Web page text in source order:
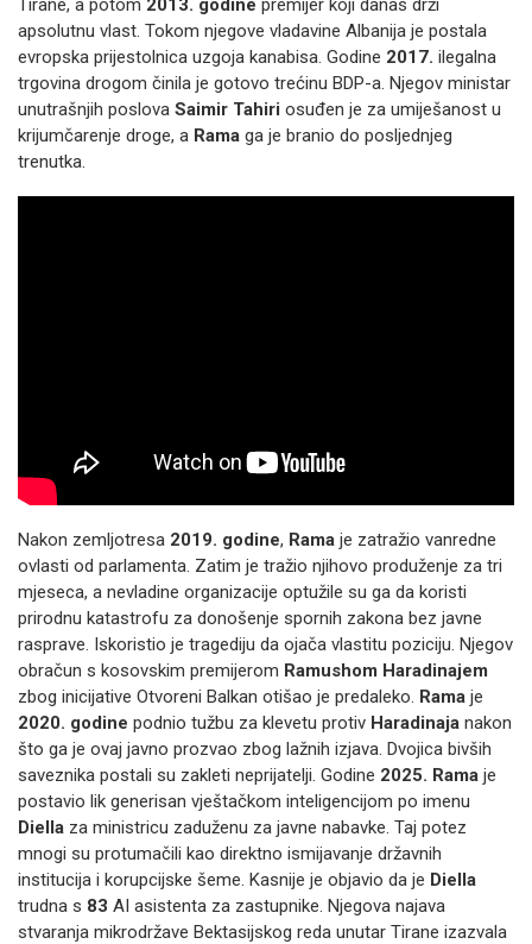
Tirane, a potom 2013. godine premijer koji danas drži
apsolutnu vlast. Tokom njegove vladavine Albanija je postala
evropska prijestolnica uzgoja kanabisa. Godine 2017. ilegalna
trgovina drogom činila je gotovo trećinu BDP-a. Njegov ministar
unutrašnjih poslova Saimir Tahiri osuđen je za umiješanost u
krijumčarenje droge, a Rama ga je branio do posljednjeg
trenutka.
Nakon zemljotresa 2019. godine, Rama je zatražio vanredne
ovlasti od parlamenta. Zatim je tražio njihovo produženje za tri
mjeseca, a nevladine organizacije optužile su ga da koristi
prirodnu katastrofu za donošenje spornih zakona bez javne
rasprave. Iskoristio je tragediju da ojača vlastitu poziciju. Njegov
obračun s kosovskim premijerom Ramushom Haradinajem
zbog inicijative Otvoreni Balkan otišao je predaleko. Rama je
2020. godine podnio tužbu za klevetu protiv Haradinaja nakon
što ga je ovaj javno prozvao zbog lažnih izjava. Dvojica bivših
saveznika postali su zakleti neprijatelji. Godine 2025. Rama je
postavio lik generisan vještačkom inteligencijom po imenu
Diella za ministricu zaduženu za javne nabavke. Taj potez
mnogi su protumačili kao direktno ismijavanje državnih
institucija i korupcijske šeme. Kasnije je objavio da je Diella
trudna s 83 AI asistenta za zastupnike. Njegova najava
stvaranja mikrodržave Bektasijskog reda unutar Tirane izazvala